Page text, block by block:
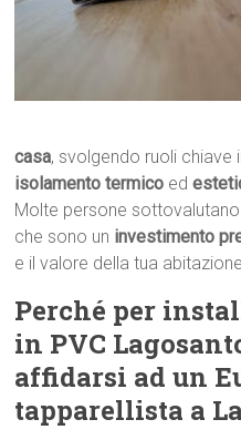
casa, svolgendo ruoli chiave
isolamento termico ed
Molte persone
che sono un investimento
e il valore della tua
Perché per
in PVC
affidarsi ad un
tapparellista a